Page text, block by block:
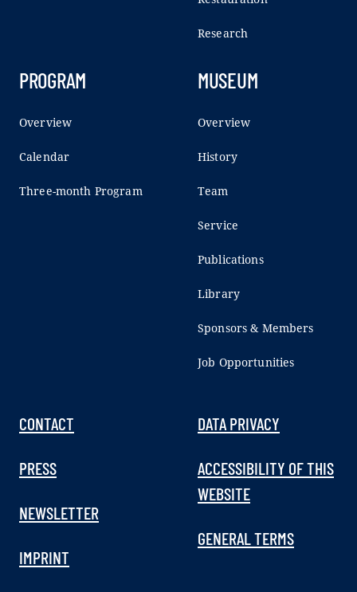
Research
PROGRAM
Overview
Calendar
Three-month Program
MUSEUM
Overview
History
Team
Service
Publications
Library
Sponsors & Members
Job Opportunities
CONTACT
PRESS
NEWSLETTER
IMPRINT
DATA PRIVACY
ACCESSIBILITY OF THIS
WEBSITE
GENERAL TERMS